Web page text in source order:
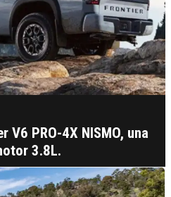
V6 PRO-4X NISMO, una
3.8L.